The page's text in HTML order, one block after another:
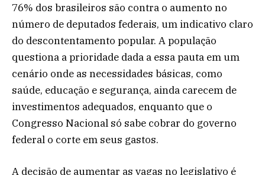
76% dos brasileiros são contra o aumento no
número de deputados federais, um indicativo claro
do descontentamento popular. A população
questiona a prioridade dada a essa pauta em um
cenário onde as necessidades básicas, como
saúde, educação e segurança, ainda carecem de
investimentos adequados, enquanto que o
Congresso Nacional só sabe cobrar do governo
federal o corte em seus gastos.
A decisão de aumentar as vagas no legislativo é